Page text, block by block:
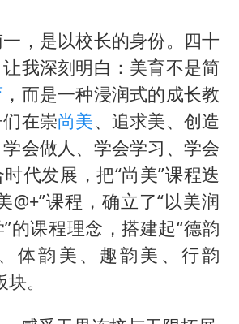
，是以校长的身份。四十
我深刻明白：美育不是简
，而是一种浸润式的成长教
在崇尚美、追求美、创造
会做人、学会学习、学会
代发展，把“尚美”课程迭
@+”课程，确立了“以美润
的课程理念，搭建起“德韵
体韵美、趣韵美、行韵
。